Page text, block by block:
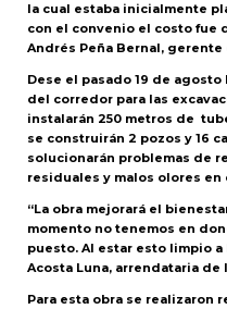
la cual estaba inicialmente
con el convenio el costo fue
Andrés Peña Bernal,
Dese el pasado 19 de
del corredor para las
instalarán 250 metros de
se construirán 2 pozos y 16
solucionarán problemas de
residuales y malos olores
“La obra mejorará el
momento no tenemos en
puesto. Al estar esto limpio
Acosta Luna, arrendataria de
Para esta obra se realizaron